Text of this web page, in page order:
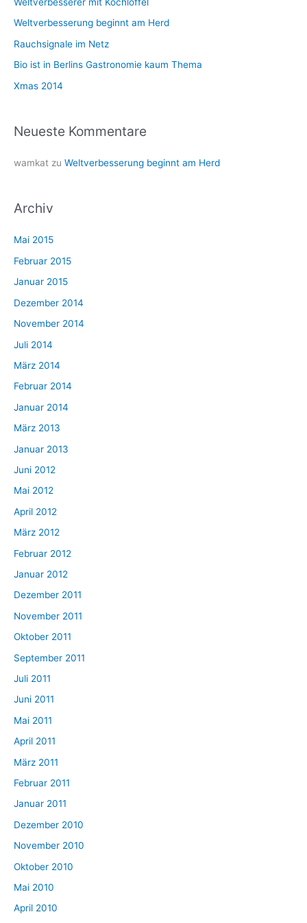
n
n
a
Weltverbesserung beginnt am Herd
Rauchsignale im Netz
Bio ist in Berlins Gastronomie kaum Thema
Xmas 2014
Neueste Kommentare
wamkat zu Weltverbesserung beginnt am Herd
Archiv
Mai 2015
Februar 2015
Januar 2015
Dezember 2014
November 2014
Juli 2014
März 2014
Februar 2014
Januar 2014
März 2013
Januar 2013
Juni 2012
Mai 2012
April 2012
März 2012
Februar 2012
Januar 2012
Dezember 2011
November 2011
Oktober 2011
September 2011
Juli 2011
Juni 2011
Mai 2011
April 2011
März 2011
Februar 2011
Januar 2011
Dezember 2010
November 2010
Oktober 2010
Mai 2010
April 2010